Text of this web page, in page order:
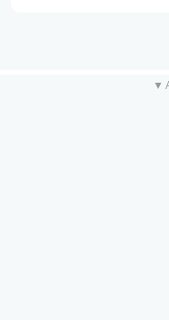
▼